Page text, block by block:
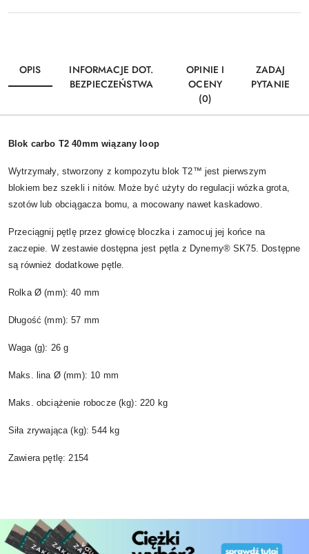
OPIS
INFORMACJE DOT.
BEZPIECZEŃSTWA
OPINIE I
OCENY
(0)
ZADAJ
PYTANIE
Blok carbo T2 40mm wiązany loop
Wytrzymały, stworzony z kompozytu blok T2™ jest pierwszym
blokiem bez szekli i nitów. Może być użyty do regulacji wózka grota,
szotów lub obciągacza bomu, a mocowany nawet kaskadowo.
Przeciągnij pętlę przez głowicę bloczka i zamocuj jej końce na
zaczepie. W zestawie dostępna jest pętla z Dynemy® SK75. Dostępne
są również dodatkowe pętle.
Rolka Ø (mm): 40 mm
Długość (mm): 57 mm
Waga (g): 26 g
Maks. lina Ø (mm): 10 mm
Maks. obciążenie robocze (kg): 220 kg
Siła zrywająca (kg): 544 kg
Zawiera pętlę: 2154